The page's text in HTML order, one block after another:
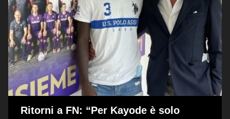
Ritorni a FN: “Per Kayode è solo